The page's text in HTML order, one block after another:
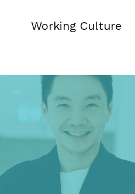
Working Culture